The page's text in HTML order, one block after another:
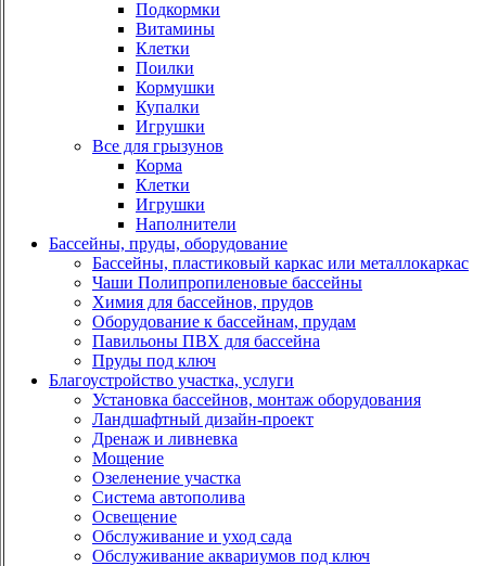
Подкормки
Витамины
Клетки
Поилки
Кормушки
Купалки
Игрушки
Все для грызунов
Корма
Клетки
Игрушки
Наполнители
Бассейны, пруды, оборудование
Бассейны, пластиковый каркас или металлокаркас
Чаши Полипропиленовые бассейны
Химия для бассейнов, прудов
Оборудование к бассейнам, прудам
Павильоны ПВХ для бассейна
Пруды под ключ
Благоустройство участка, услуги
Установка бассейнов, монтаж оборудования
Ландшафтный дизайн-проект
Дренаж и ливневка
Мощение
Озеленение участка
Система автополива
Освещение
Обслуживание и уход сада
Обслуживание аквариумов под ключ